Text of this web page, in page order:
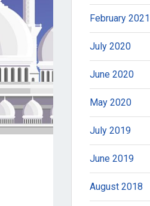
February 2021
July 2020
June 2020
May 2020
July 2019
June 2019
August 2018